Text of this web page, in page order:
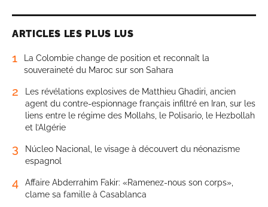
ARTICLES LES PLUS LUS
1
La Colombie change de position et reconnaît la
souveraineté du Maroc sur son Sahara
2
Les révélations explosives de Matthieu Ghadiri, ancien
agent du contre-espionnage français infiltré en Iran, sur les
liens entre le régime des Mollahs, le Polisario, le Hezbollah
et l’Algérie
3
Núcleo Nacional, le visage à découvert du néonazisme
espagnol
4
Affaire Abderrahim Fakir: «Ramenez-nous son corps»,
clame sa famille à Casablanca